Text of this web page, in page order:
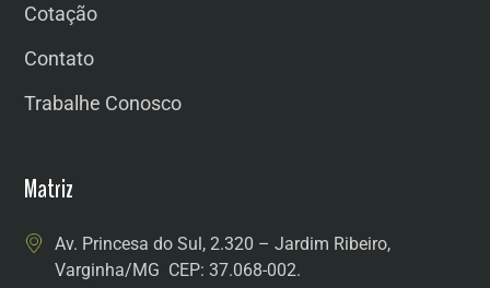
Cotação
Contato
Trabalhe Conosco
Matriz
Av. Princesa do Sul, 2.320 – Jardim Ribeiro,
Varginha/MG CEP: 37.068-002.